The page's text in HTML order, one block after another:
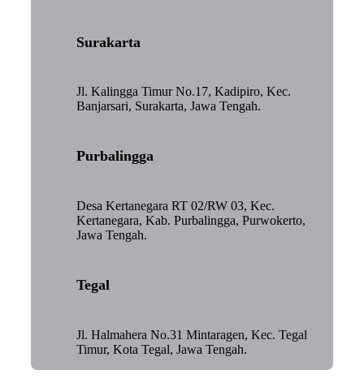
Surakarta
Jl. Kalingga Timur No.17, Kadipiro, Kec.
Banjarsari, Surakarta, Jawa Tengah.
Purbalingga
Desa Kertanegara RT 02/RW 03, Kec.
Kertanegara, Kab. Purbalingga, Purwokerto,
Jawa Tengah.
Tegal
Jl. Halmahera No.31 Mintaragen, Kec. Tegal
Timur, Kota Tegal, Jawa Tengah.